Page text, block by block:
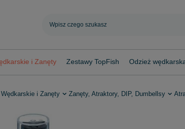
i Zanęty Zestawy TopFish Odzież
i Zanęty Zanęty, Atraktory, DIP, Dumbellsy